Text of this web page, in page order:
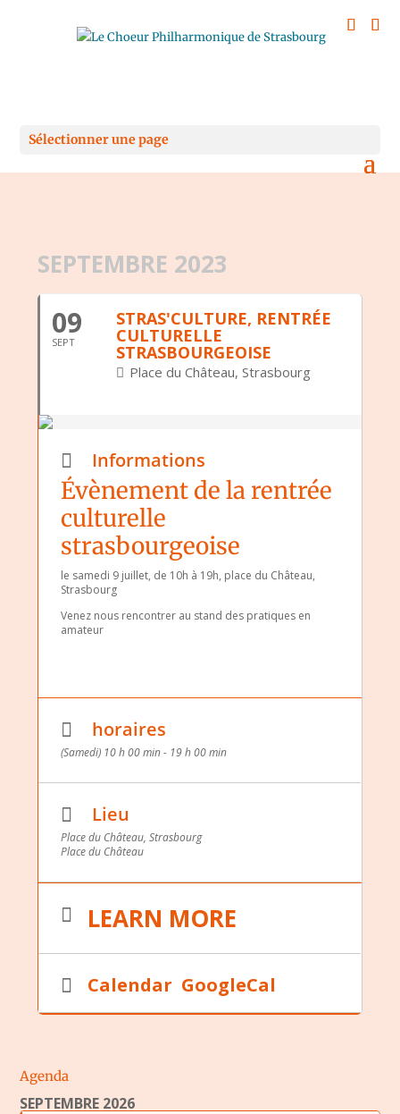
Sélectionner une page
SEPTEMBRE 2023
09
SEPT
STRAS'CULTURE, RENTRÉE
CULTURELLE
STRASBOURGEOISE
Place du Château, Strasbourg
Informations
Évènement de la rentrée
culturelle
strasbourgeoise
le samedi 9 juillet, de 10h à 19h, place du Château,
Strasbourg
Venez nous rencontrer au stand des pratiques en
amateur
horaires
(Samedi) 10 h 00 min - 19 h 00 min
Lieu
Place du Château, Strasbourg
Place du Château
LEARN MORE
Calendar GoogleCal
Agenda
SEPTEMBRE 2026